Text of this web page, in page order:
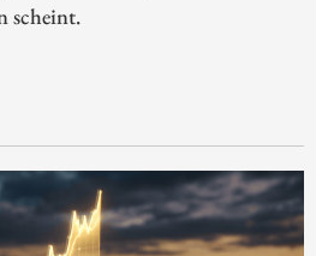
scheint.